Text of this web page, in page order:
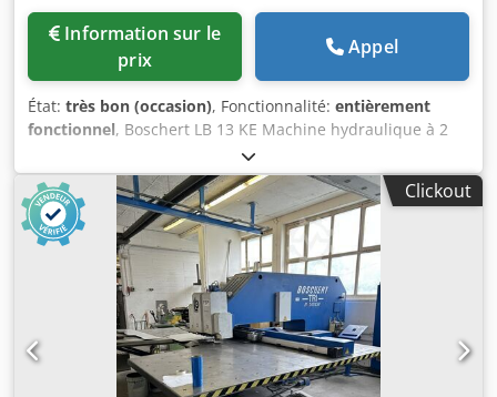
prix
Appel
État: très bon (occasion), Fonctionnalité: entièrement
fonctionnel, Boschert LB 13 KE Machine hydraulique à 2
postes pour le découpe et l’entaille. La LB 13 KE se
distingue du modèle de base par la présence d’un
deuxième poste de travail. Poste 1 Découpe avec un angle
fixe de 90°, longueur de coupe 225 mm x 225 mm, 6 mm
d’acier St 40, 4 mm d’acier inoxydable. Poste 2 Entaille de
100 mm de profondeur, 25 mm de largeur (possibilité de
réglage de la largeur), 4 mm d’épaisseur en acier St 40, 3
mm d’épaisseur en acier inoxydable. Djdjznlavjpfx Amrsck
La LB 13 KE est en très bon état et entièrement
fonctionnelle. Longueur : 1350 mm Largeur : 1100 mm
Hauteur : 1400 mm Hauteur de la table : 900 mm Poids :
Clickout